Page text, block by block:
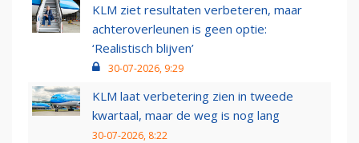
KLM ziet resultaten verbeteren, maar
achteroverleunen is geen optie:
‘Realistisch blijven’
30-07-2026, 9:29
KLM laat verbetering zien in tweede
kwartaal, maar de weg is nog lang
30-07-2026, 8:22